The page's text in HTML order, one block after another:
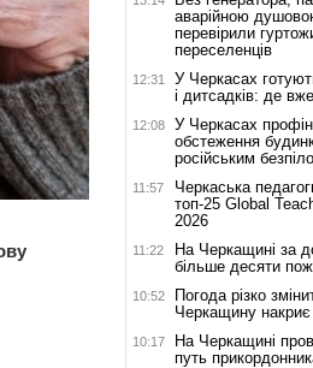
аварійною
перевірили
переселенців
12:31
У Черкасах
і дитсадків: де
12:08
У Черкасах
обстеження
російським
11:57
Черкаська
топ-25 Global
2026
11:22
На Черкащині за
більше десяти
10:52
Погода різко
Черкащину
10:17
На Черкащині
путь